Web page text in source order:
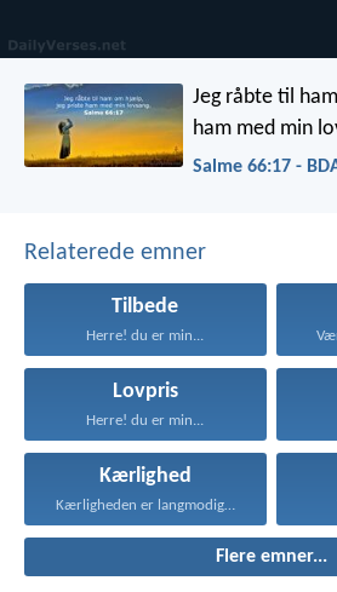
Jeg råbte til
ham med min
Salme 66:17 -
Relaterede emner
Tilbede
Herre! du er min...
Lovpris
Herre! du er min...
Kærlighed
Kærligheden er langmodig, er...
Flere emner...